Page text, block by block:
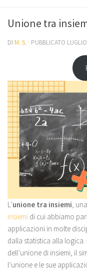
Unione tra
DI M. S. · PUBBLICATO
L’unione tra insiemi ,
insiemi di cui abbiamo
applicazioni in molte
dalla statistica alla
dell’unione di insiemi, il
l’unione e le sue